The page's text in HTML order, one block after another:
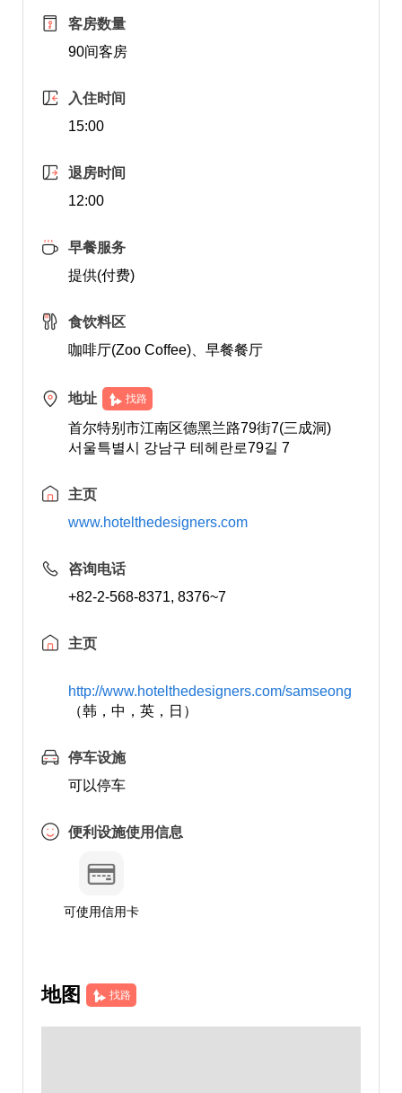
客房数量
90间客房
入住时间
15:00
退房时间
12:00
早餐服务
提供(付费)
食饮料区
咖啡厅(Zoo Coffee)、早餐餐厅
地址 找路
首尔特别市江南区德黑兰路79街7(三成洞)
서울특별시 강남구 테헤란로79길 7
主页
www.hotelthedesigners.com
咨询电话
+82-2-568-8371, 8376~7
主页
http://www.hotelthedesigners.com/samseong
（韩，中，英，日）
停车设施
可以停车
便利设施使用信息
可使用信用卡
地图 找路